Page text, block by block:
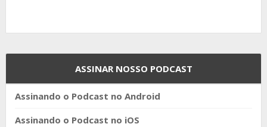
ASSINAR NOSSO PODCAST
Assinando o Podcast no Android
Assinando o Podcast no iOS